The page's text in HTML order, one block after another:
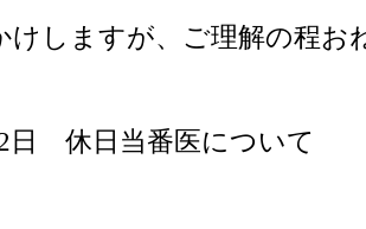
けしますが、ご理解の程お
日 休日当番医について